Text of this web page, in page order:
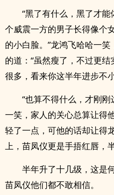
“黑了有什么，黑了才
个威震一方的男子长得像个
的小白脸。”龙鸿飞哈哈一
的道：“虽然瘦了，不过更
很多，看来你这半年进步不
“也算不得什么，才刚
一笑，家人的关心总算让得
轻了一点，可他的话却让得
上，苗凤仪更是手捂红唇，
半年升了十几级，这是
苗凤仪他们都不敢相信。